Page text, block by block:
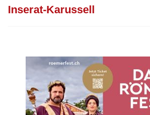
Inserat-Karussell